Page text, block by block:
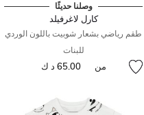
وصلنا حديثًا
كارل لاغرفيلد
طقم رياضي بشعار شوبيت باللون الوردي
للبنات
من 65.00 د ك